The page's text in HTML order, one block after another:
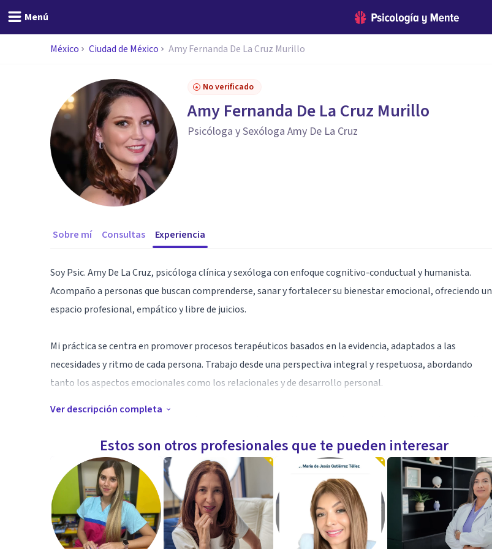
Menú
México Ciudad de México Amy Fernanda De La Cruz Murillo
No verificado
Amy Fernanda De La Cruz Murillo
Psicóloga y Sexóloga Amy De La Cruz
Sobre mí Consultas Experiencia
Soy Psic. Amy De La Cruz, psicóloga clínica y sexóloga con enfoque cognitivo-conductual y humanista.
Acompaño a personas que buscan comprenderse, sanar y fortalecer su bienestar emocional, ofreciendo un
espacio profesional, empático y libre de juicios.
Mi práctica se centra en promover procesos terapéuticos basados en la evidencia, adaptados a las
necesidades y ritmo de cada persona. Trabajo desde una perspectiva integral y respetuosa, abordando
tanto los aspectos emocionales como los relacionales y de desarrollo personal.
y procesos de cambio vital, brindando herramientas que fomentan la autocomprensión y la toma de
decisiones conscientes.
Mi compromiso es ofrecerte un acompañamiento humano y ético, donde puedas sentirte escuchado(a) y
construir, paso a paso, una vida más plena y coherente contigo mismo(a).
Especialidad
Ver descripción completa
Estos son otros profesionales que te pueden interesar